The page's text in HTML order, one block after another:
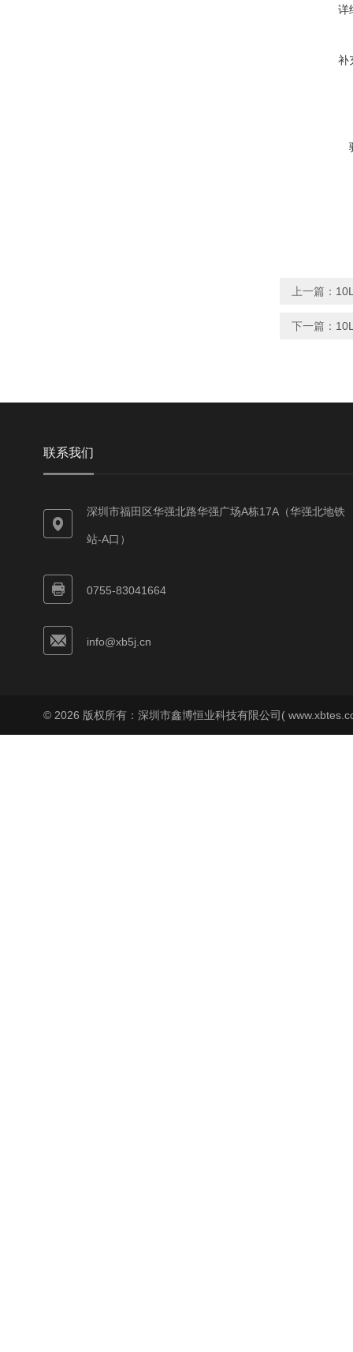
详
补
上一篇：
下一篇：
联系我们
深圳市福田区华强北路华强广场A栋17A（华强北地铁
站-A口）
0755-83041664
info@xb5j.cn
© 2026 版权所有：深圳市鑫博恒业科技有限公司(